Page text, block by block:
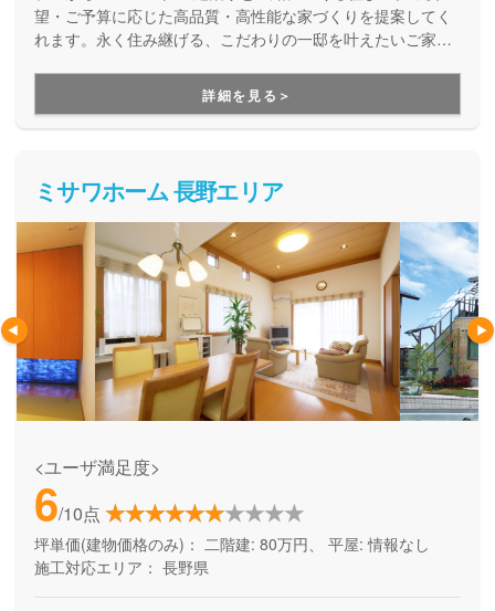
望・ご予算に応じた高品質・高性能な家づくりを提案してく
れます。永く住み継げる、こだわりの一邸を叶えたいご家族
詳細を見る＞
ミサワホーム 長野エリア
<ユーザ満足度>
6/10点
坪単価(建物価格のみ)： 二階建: 80万円、 平屋: 情報なし
施工対応エリア： 長野県